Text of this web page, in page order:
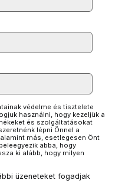
védelme és tisztelete
használni, hogy kezeljük a
és szolgáltatásokat
lépni Önnel a
más, esetlegesen Önt
abba, hogy
ki alább, hogy milyen
üzeneteket fogadjak